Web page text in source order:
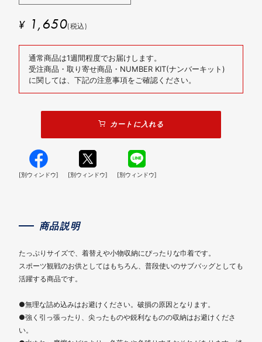
¥ 1,650(税込)
通常商品は1週間程度でお届けします。
受注商品・取り寄せ商品・NUMBER KIT(ナンバーキット)
に関しては、下記の注意事項をご確認ください。
カートに入れる
[別ウィンドウ] [別ウィンドウ] [別ウィンドウ]
商品説明
たっぷりサイズで、着替えや小物収納にぴったりな巾着です。
スポーツ観戦のお供としてはもちろん、普段使いのサブバッグとしても
活躍する商品です。
●無理な詰め込みはお避けください。破損の原因となります。
●強く引っ張ったり、尖ったものや鋭利なものの収納はお避けくださ
い。